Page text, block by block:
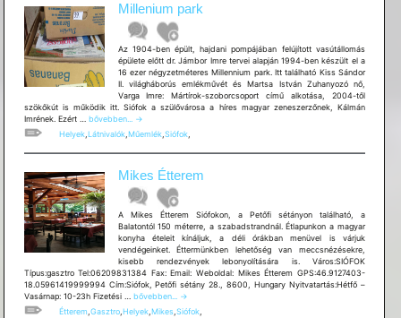
Millenium park
Az 1904-ben épült, hajdani pompájában felújított vasútállomás
épülete előtt dr. Jámbor Imre tervei alapján 1994-ben készült el a
16 ezer négyzetméteres Millennium park. Itt található Kiss Sándor
II. világháborús emlékművét és Martsa István Zuhanyozó nő,
Varga Imre: Mártírok-szoborcsoport című alkotása, 2004-től
szökőkút is működik itt. Siófok a szülővárosa a híres magyar zeneszerzőnek, Kálmán
Imrének. Ezért … Millenium
park
bővebben...
→
Helyek, Látnivalók, Műemlék, Siófok,
Mikes Étterem
A Mikes Étterem Siófokon, a Petőfi sétányon található, a
Balatontól 150 méterre, a szabadstrandnál. Étlapunkon a magyar
konyha ételeit kínáljuk, a déli órákban menüvel is várjuk
vendégeinket. Éttermünkben lehetőség van meccsnézésekre,
kisebb rendezvények lebonyolítására is. Város:SIÓFOK
Típus:gasztro Tel:06209831384 Fax: Email: Weboldal: Mikes Étterem GPS:46.9127403-
18.05961419999994 Cím:Siófok, Petőfi sétány 28., 8600, Hungary Nyitvatartás:Hétfő –
Vasárnap: 10-23h Fizetési … Mikes
Étterem
bővebben... →
Étterem Gasztro, Helyek, Mikes, Siófok,